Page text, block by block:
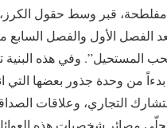
مفلطحة، قبر وسط حقول
الفصل الأول والفصل السابع
المستحيل”. وفي هذه البنية
بدءاً من وحدة جذور بعضها
التجاري، وعلاقات
مصائر شخصيات هذه